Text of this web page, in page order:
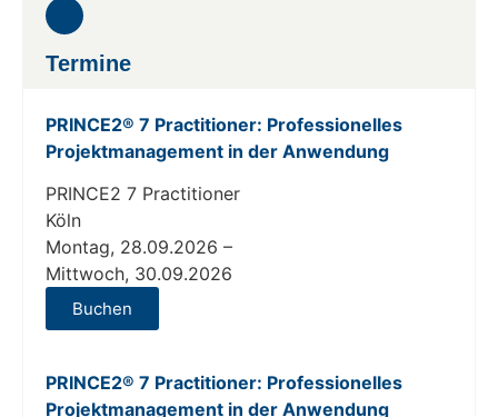
Termine
PRINCE2® 7 Practitioner: Professionelles
Projektmanagement in der Anwendung
PRINCE2 7 Practitioner
Köln
Montag, 28.09.2026 –
Mittwoch, 30.09.2026
Buchen
PRINCE2® 7 Practitioner: Professionelles
Projektmanagement in der Anwendung